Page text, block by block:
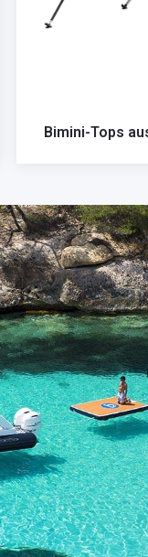
Bimini-Tops